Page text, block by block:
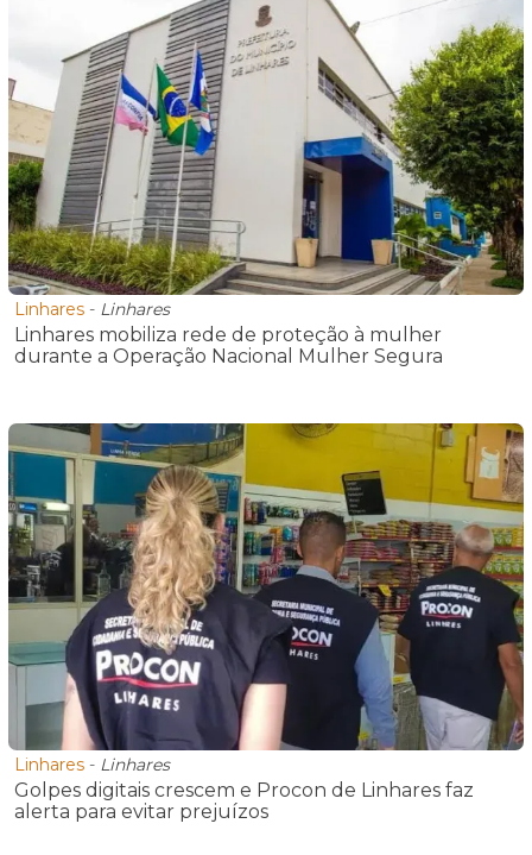
Linhares - Linhares
Linhares mobiliza rede de proteção à mulher
durante a Operação Nacional Mulher Segura
Linhares - Linhares
Golpes digitais crescem e Procon de Linhares faz
alerta para evitar prejuízos